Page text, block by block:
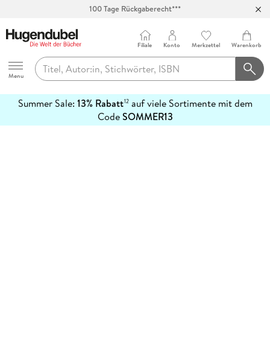
100 Tage Rückgaberecht***
Hugendubel
Menu
Filiale Konto Merkzettel Warenkorb
Summer Sale: 13% Rabatt12auf viele Sortimente mit dem
CodeSOMMER13
erfahren